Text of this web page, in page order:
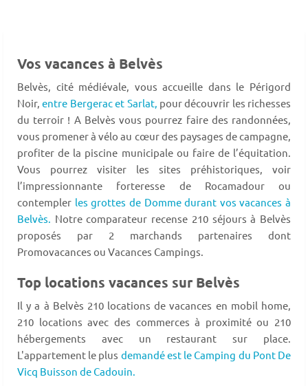
Vos vacances à Belvès
Belvès, cité médiévale, vous accueille dans le Périgord
Noir,entre Bergerac et Sarlat, pour découvrir les richesses
du terroir ! A Belvès vous pourrez faire des randonnées,
vous promener à vélo au cœur des paysages de campagne,
profiter de la piscine municipale ou faire de l’équitation.
Vous pourrez visiter les sites préhistoriques, voir
l’impressionnante forteresse de Rocamadour ou
contempler les grottes de Domme durant vos vacances à
Belvès. Notre comparateur recense 210 séjours à Belvès
proposés par 2 marchands partenaires dont
Promovacances ou Vacances Campings.
Top locations vacances sur Belvès
Il y a à Belvès 210 locations de vacances en mobil home,
210 locations avec des commerces à proximité ou 210
hébergements avec un restaurant sur place.
L'appartement le plus demandé est le Camping du Pont De
Vicq Buisson de Cadouin.